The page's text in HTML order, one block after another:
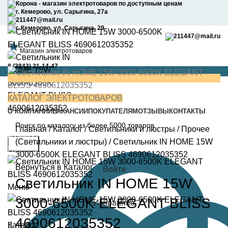
Корона - магазин электротоваров по доступным ценам
г. Кемерово, ул. Сарыгина, 27а
211447@mail.ru
г. Кемерово, ул. Сарыгина, 29
211447@mail.ru
Магазин электротоваров
8 (3842) 21-14-47
Найти
Войти
Избранное
00
КАТАЛОГ ЭЛЕКТРОТОВАРОВ
О КОМПАНИИВАКАНСИИ ПОКУПАТЕЛЯМОТЗЫВЫ КОНТАКТЫ
8 (3842) 21-14-47
Поможем с выбором
Меню
Каталог
Главная/Каталог/Светильники и люстры / Прочее
(Светильники и люстры) /Светильник IN HOME 15W
3000-6500K ELEGANT BLISS 4690612035352
Вернуться в Каталог
Светильник IN HOME 15W
3000-6500K ELEGANT BLISS
4690612035352